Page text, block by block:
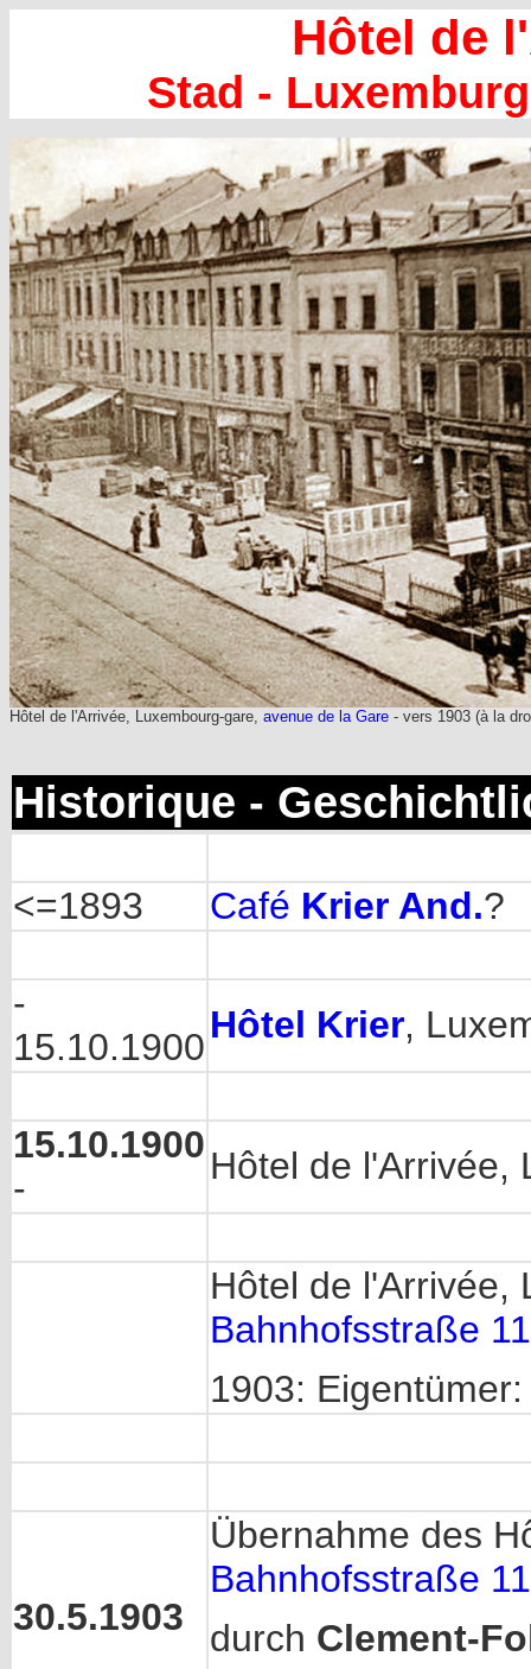
Hôtel de
Stad -
Hôtel de l'Arrivée, Luxembourg-gare, avenue de la Gare - vers 1903 (à la
Historique -
<=1893 Café Krier And.?
-
15.10.1900
Hôtel Krier,
15.10.1900
-
Hôtel de
Hôtel de l'Arrivée,
Bahnhofsstraße 11
1903:
30.5.1903
Übernahme des
Bahnhofsstraße 11
durch Clement-